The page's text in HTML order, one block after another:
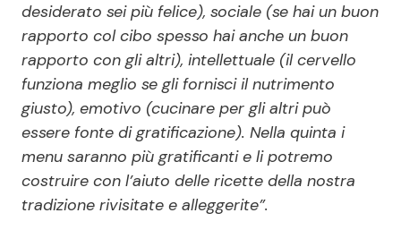
desiderato sei più felice), sociale (se hai un buon
rapporto col cibo spesso hai anche un buon
rapporto con gli altri), intellettuale (il cervello
funziona meglio se gli fornisci il nutrimento
giusto), emotivo (cucinare per gli altri può
essere fonte di gratificazione). Nella quinta i
menu saranno più gratificanti e li potremo
costruire con l’aiuto delle ricette della nostra
tradizione rivisitate e alleggerite”.